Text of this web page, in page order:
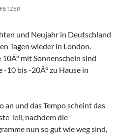
und Neujahr in Deutschland
Tagen wieder in London.
mit Sonnenschein sind
10 bis -20Â° zu Hause in
an und das Tempo scheint das
Teil, nachdem die
nun so gut wie weg sind,